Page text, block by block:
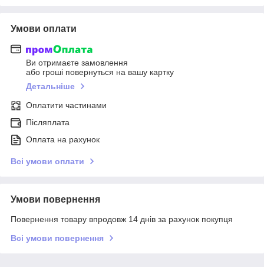
Умови оплати
Ви отримаєте замовлення
або гроші повернуться на вашу картку
Детальніше
Оплатити частинами
Післяплата
Оплата на рахунок
Всі умови оплати
Умови повернення
Повернення товару впродовж 14 днів за рахунок покупця
Всі умови повернення